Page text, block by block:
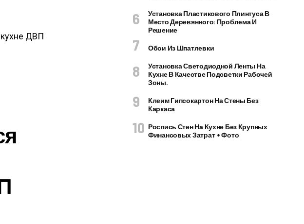
кухне ДВП
Установка Пластикового Плинтуса В
Место Деревянного: Проблема И
Решение
Обои Из Шпатлевки
Установка Светодиодной Ленты На
Кухне В Качестве Подсветки Рабочей
Зоны.
Клеим Гипсокартон На Стены Без
Каркаса
Роспись Стен На Кухне Без Крупных
Финансовых Затрат + Фото